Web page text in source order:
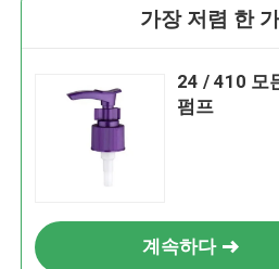
가장 저렴 한
24 / 410 모
펌프
계속하다